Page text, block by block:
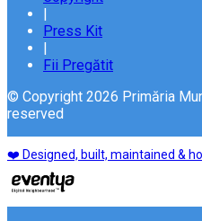
|
Press Kit
|
Fii Pregătit
© Copyright 2026 Primăria
reserved
❤️ Designed, built, maintained &